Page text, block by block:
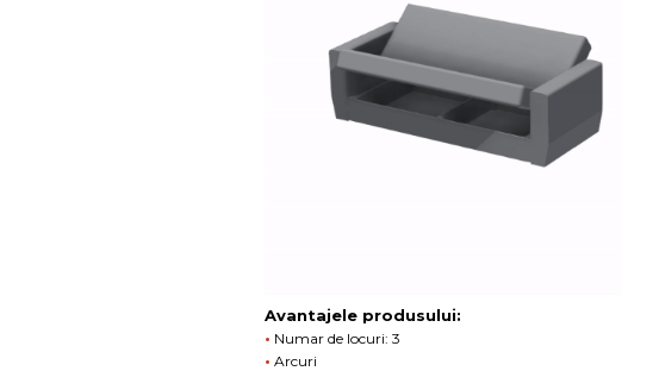
Avantajele produsului:
• Numar de locuri: 3
• Arcuri